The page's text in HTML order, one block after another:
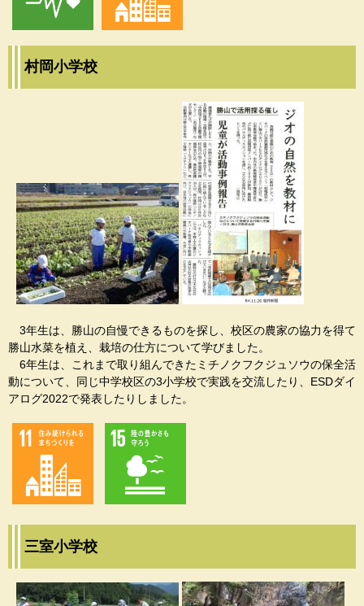
村岡小学校
3年生は、勝山の自慢できるものを探し、校区の農家の協力を得て
勝山水菜を植え、栽培の仕方について学びました。
6年生は、これまで取り組んできたミチノクフクジュソウの保全活
動について、同じ中学校区の3小学校で実践を交流したり、ESDダイ
アログ2022で発表したりしました。
三室小学校